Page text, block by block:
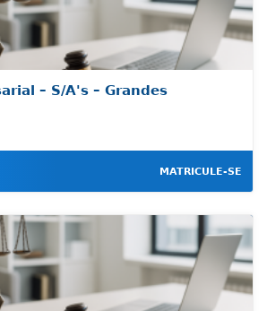
– S/A's – Grandes
MATRICULE-SE